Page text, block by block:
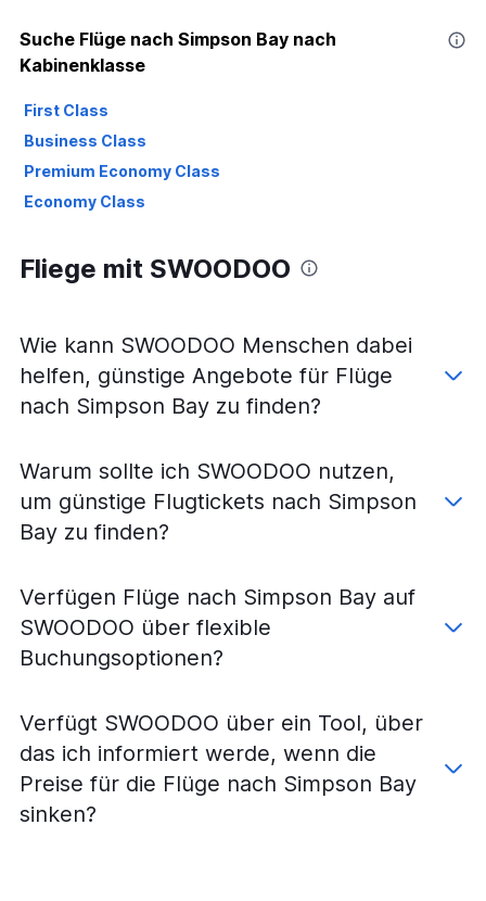
Suche Flüge nach Simpson Bay nach
Kabinenklasse
First Class
Business Class
Premium Economy Class
Economy Class
Fliege mit SWOODOO
Wie kann SWOODOO Menschen dabei
helfen, günstige Angebote für Flüge
nach Simpson Bay zu finden?
Warum sollte ich SWOODOO nutzen,
um günstige Flugtickets nach Simpson
Bay zu finden?
Verfügen Flüge nach Simpson Bay auf
SWOODOO über flexible
Buchungsoptionen?
Verfügt SWOODOO über ein Tool, über
das ich informiert werde, wenn die
Preise für die Flüge nach Simpson Bay
sinken?